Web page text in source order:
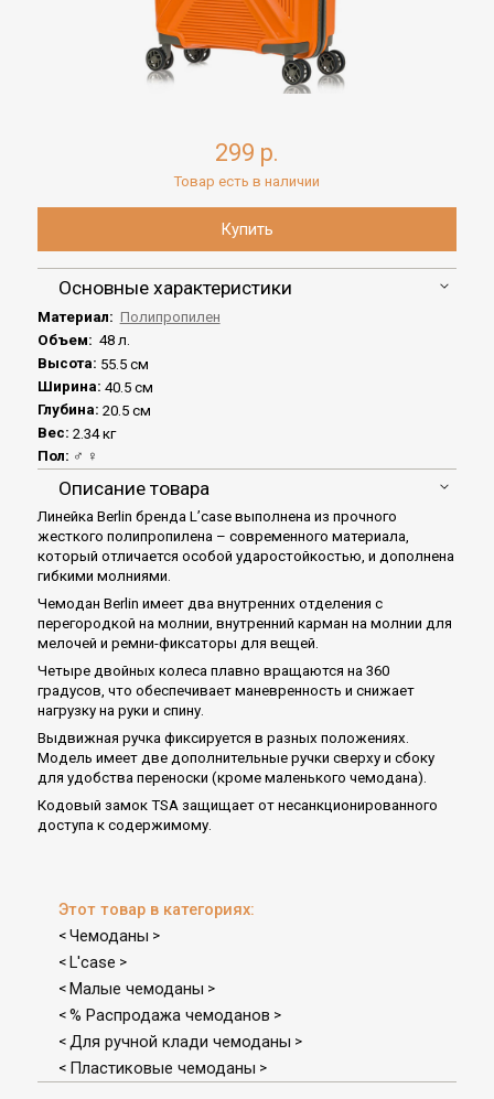
299 р.
Товар есть в наличии
Основные характеристики
Материал: Полипропилен
Объем: 48 л.
Высота: 55.5 см
Ширина: 40.5 см
Глубина: 20.5 см
Вес: 2.34 кг
Пол: ♂ ♀
Описание товара
Линейка Berlin бренда L’case выполнена из прочного
жесткого полипропилена – современного материала,
который отличается особой ударостойкостью, и дополнена
гибкими молниями.
Чемодан Berlin имеет два внутренних отделения с
перегородкой на молнии, внутренний карман на молнии для
мелочей и ремни-фиксаторы для вещей.
Четыре двойных колеса плавно вращаются на 360
градусов, что обеспечивает маневренность и снижает
нагрузку на руки и спину.
Выдвижная ручка фиксируется в разных положениях.
Модель имеет две дополнительные ручки сверху и сбоку
для удобства переноски (кроме маленького чемодана).
Кодовый замок TSA защищает от несанкционированного
доступа к содержимому.
Этот товар в категориях:
< Чемоданы >
< L'case >
< Малые чемоданы >
< % Распродажа чемоданов >
< Для ручной клади чемоданы >
< Пластиковые чемоданы >